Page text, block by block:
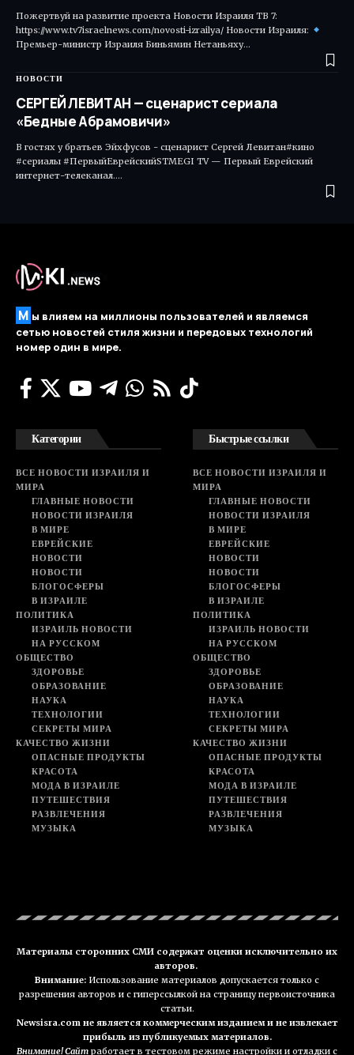
Пожертвуй на развитие проекта Новости Израиля ТВ 7:
https://www.tv7israelnews.com/novosti-izrailya/ Новости Израиля:
Премьер-министр Израиля Биньямин Нетаньяху…
НОВОСТИ
СЕРГЕЙ ЛЕВИТАН — сценарист сериала
«Бедные Абрамовичи»
В гостях у братьев Эйхфусов - сценарист Сергей Левитан#кино
#сериалы #ПервыйЕврейскийSTMEGI TV — Первый Еврейский
интернет-телеканал.…
М ы влияем на миллионы пользователей и являемся
сетью новостей стиля жизни и передовых технологий
номер один в мире.
Категории
ВСЕ НОВОСТИ ИЗРАИЛЯ И
МИРА
ГЛАВНЫЕ НОВОСТИ
НОВОСТИ ИЗРАИЛЯ
В МИРЕ
ЕВРЕЙСКИЕ
НОВОСТИ
НОВОСТИ
БЛОГОСФЕРЫ
В ИЗРАИЛЕ
ПОЛИТИКА
ИЗРАИЛЬ НОВОСТИ
НА РУССКОМ
ОБЩЕСТВО
ЗДОРОВЬЕ
ОБРАЗОВАНИЕ
НАУКА
ТЕХНОЛОГИИ
СЕКРЕТЫ МИРА
КАЧЕСТВО ЖИЗНИ
ОПАСНЫЕ ПРОДУКТЫ
КРАСОТА
МОДА В ИЗРАИЛЕ
ПУТЕШЕСТВИЯ
РАЗВЛЕЧЕНИЯ
МУЗЫКА
Быстрые ссылки
ВСЕ НОВОСТИ ИЗРАИЛЯ И
МИРА
ГЛАВНЫЕ НОВОСТИ
НОВОСТИ ИЗРАИЛЯ
В МИРЕ
ЕВРЕЙСКИЕ
НОВОСТИ
НОВОСТИ
БЛОГОСФЕРЫ
В ИЗРАИЛЕ
ПОЛИТИКА
ИЗРАИЛЬ НОВОСТИ
НА РУССКОМ
ОБЩЕСТВО
ЗДОРОВЬЕ
ОБРАЗОВАНИЕ
НАУКА
ТЕХНОЛОГИИ
СЕКРЕТЫ МИРА
КАЧЕСТВО ЖИЗНИ
ОПАСНЫЕ ПРОДУКТЫ
КРАСОТА
МОДА В ИЗРАИЛЕ
ПУТЕШЕСТВИЯ
РАЗВЛЕЧЕНИЯ
МУЗЫКА
Материалы сторонних СМИ содержат оценки исключительно их
авторов.
Внимание: Использование материалов допускается только с
разрешения авторов и с гиперссылкой на страницу первоисточника
статьи.
Newsisra.com не является коммерческим изданием и не извлекает
прибыль из публикуемых материалов.
Внимание! Сайт работает в тестовом режиме настройки и отладки с